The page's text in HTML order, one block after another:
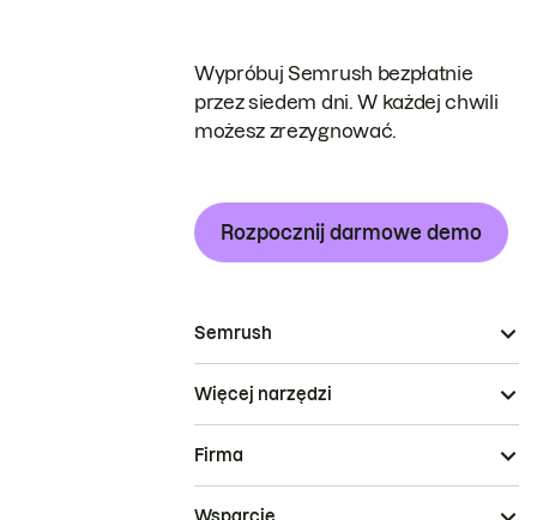
Wypróbuj Semrush bezpłatnie
przez siedem dni. W każdej chwili
możesz zrezygnować.
Rozpocznij darmowe demo
Semrush
Więcej narzędzi
Firma